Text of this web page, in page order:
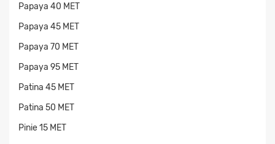
Papaya 40 MET
Papaya 45 MET
Papaya 70 MET
Papaya 95 MET
Patina 45 MET
Patina 50 MET
Pinie 15 MET